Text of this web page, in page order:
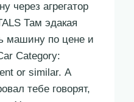
через агрегатор
Там эдакая
машину по цене и
Category:
or similar. А
тебе говорят,